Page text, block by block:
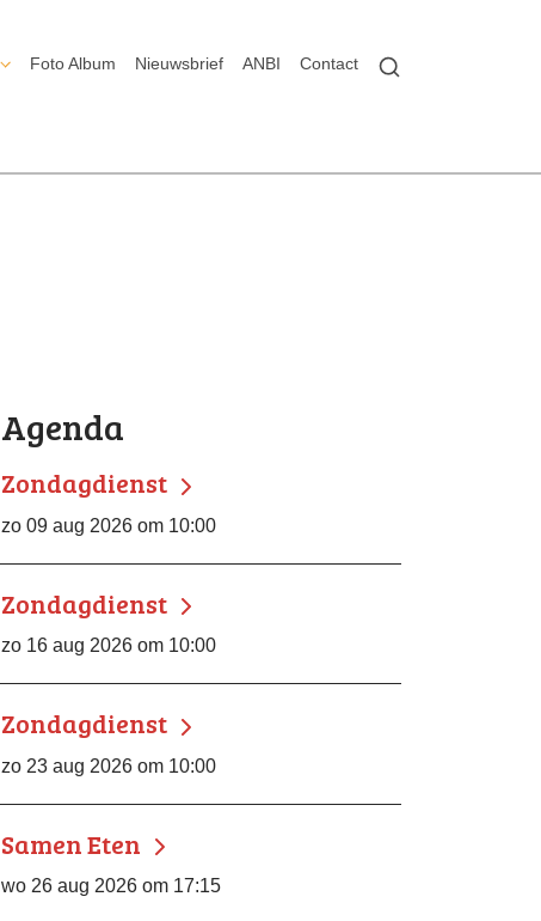
Foto Album Nieuwsbrief ANBI Contact
Agenda
Zondagdienst
zo 09 aug 2026 om 10:00
Zondagdienst
zo 16 aug 2026 om 10:00
Zondagdienst
zo 23 aug 2026 om 10:00
Samen Eten
wo 26 aug 2026 om 17:15